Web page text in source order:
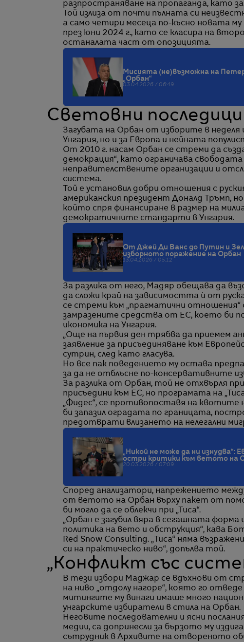
разпространяване на пропаганда, като
Той излиза от почти пълната си
а само четири месеца по-късно новата
през юни 2024 г., като се класира на
останалата част от опозицията.
Мисията (не)възможна на
„Орбан“
03.04.2026 / 06:49
Световни последици
Загубата на Орбан от изборите в неделя
Унгария, но и за Европа и нейната
От 2010 г. насам Орбан се стреми да
демокрация“, като ограничава
неправителствените организации и
система.
Той е установил добри отношения с
американския президент Доналд Тръмп,
който спря финансиране в размер на
демократичните стандарти в Унгария.
От Джей Ди Ванс до Путин и
изборното поражение на Орбан
13.04.2026 / 05:12
За разлика от него, Мадяр обещава да
да сложи край на зависимостта ѝ от
се стреми към „прагматични
замразените средства от ЕС, което би
икономика на Унгария.
„Още на първия ден трябва да приемем
заявление за присъединяване към
сутрин, след като гласува.
Но все пак поведението му остава
за да не отблъсне по-консервативните
За разлика от Орбан, той не отхвърля
присъедини към ЕС, но програмата на
„Фидес“, се противопоставя на квотите
би запазил оградата по границата,
предотврати влизането на нелегални
„Никой не може да ни изнудва“:
остри критики към ветото на
20.03.2026 / 07:09
Според анализатори, напрежението
от ветото на Орбан върху пакет от
би могло да се облекчи при „Тиса“.
„Орбан е загубил вяра в сегашната
политика на вето и обструкция“, кава
Red Snow Consulting. „Тиса“ няма
си на практическо ниво“, допълва той.
„Конфликт със
В тези избори Маджар се вдъхнови от
на ниво „отдолу нагоре“, която го
митингите му винаги имаше много
унгарските избиратели в стила на Орбан.
Неговите последователни и ясни
медии, са допринесли за бързото му
сътрудник в Архивите на отвореното